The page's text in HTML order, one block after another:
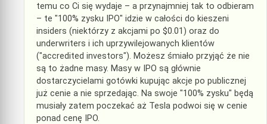
temu co Ci się wydaje – a przynajmniej tak to odbieram
– te "100% zysku IPO" idzie w całości do kieszeni
insiders (niektórzy z akcjami po $0.01) oraz do
underwriters i ich uprzywilejowanych klientów
("accredited investors"). Możesz śmiało przyjąć że nie
są to żadne masy. Masy w IPO są głównie
dostarczycielami gotówki kupując akcje po publicznej
już cenie a nie sprzedając. Na swoje "100% zysku" będą
musiały zatem poczekać aż Tesla podwoi się w cenie
ponad cenę IPO.